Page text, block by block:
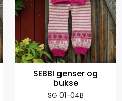
SEBBI genser og
bukse
SG 01-04B